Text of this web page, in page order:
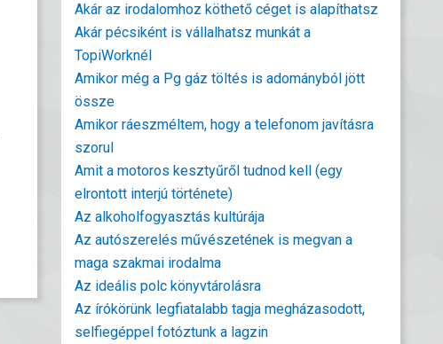
Akár az irodalomhoz köthető céget is alapíthatsz
Akár pécsiként is vállalhatsz munkát a
TopiWorknél
Amikor még a Pg gáz töltés is adományból jött
össze
Amikor ráeszméltem, hogy a telefonom javításra
szorul
Amit a motoros kesztyűről tudnod kell (egy
elrontott interjú története)
Az alkoholfogyasztás kultúrája
Az autószerelés művészetének is megvan a
maga szakmai irodalma
Az ideális polc könyvtárolásra
Az írókörünk legfiatalabb tagja megházasodott,
selfiegéppel fotóztunk a lagzin